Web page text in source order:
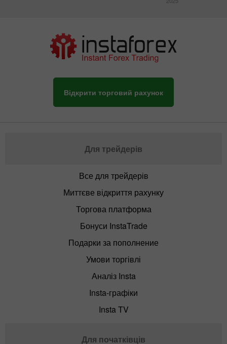
Відкрити торговий рахунок
Для трейдерів
Все для трейдерів
Миттєве відкриття рахунку
Торгова платформа
Бонуси InstaTrade
Подарки за пополнение
Умови торгівлі
Аналіз Insta
Insta-графіки
Insta TV
Для початківців